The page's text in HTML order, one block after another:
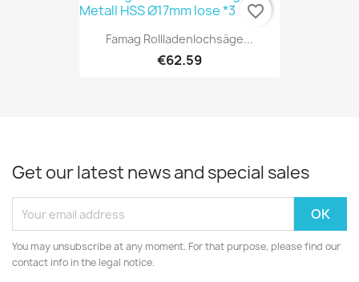
Famag Rollladenlochsäge...
€62.59
favorite_border
Get our latest news and special sales
You may unsubscribe at any moment. For that purpose, please find our
contact info in the legal notice.